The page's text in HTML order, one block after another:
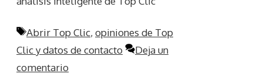
Etiquetas
Abrir Top Clic, opiniones de Top
Clic y datos de contacto
Deja un
comentario